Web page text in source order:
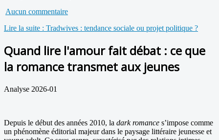
Aucun commentaire
Lire la suite : Tradwives : tendance sociale ou projet politique ?
Quand lire l'amour fait débat : ce que
la romance transmet aux jeunes
Analyse 2026-01
Depuis le début des années 2010, la dark romance s’impose comme
un phénomène éditorial majeur dans le paysage littéraire jeunesse et